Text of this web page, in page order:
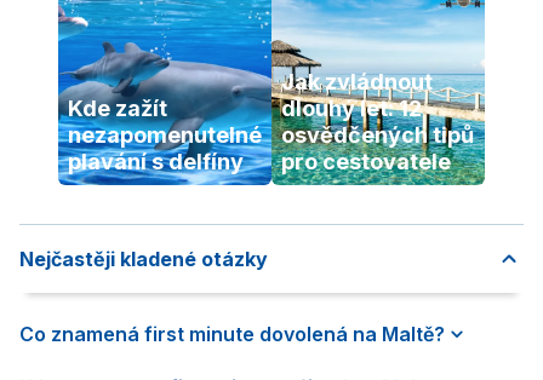
Kde zažít
nezapomenutelné
plavání s delfíny
Jak zvládnout
dlouhý let: 12
osvědčených tipů
pro cestovatele
Nejčastěji kladené otázky
Co znamená first minute dovolená na Maltě?